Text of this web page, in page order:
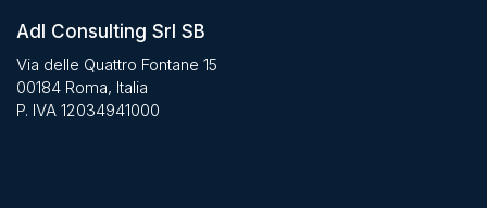
Adl Consulting Srl SB
Via delle Quattro Fontane 15
00184 Roma, Italia
P. IVA 12034941000